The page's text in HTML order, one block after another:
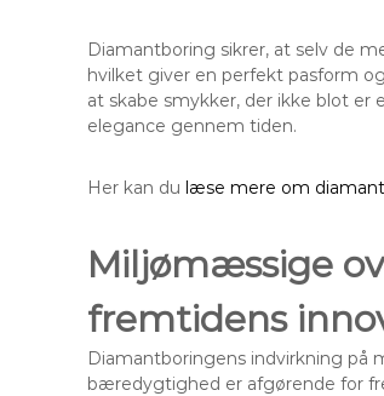
Diamantboring sikrer, at selv de
hvilket giver en perfekt pasform
at skabe smykker, der ikke blot er
elegance gennem tiden.
Her kan du læse mere om
Miljømæssige
fremtidens
Diamantboringens indvirkning på
bæredygtighed er afgørende for